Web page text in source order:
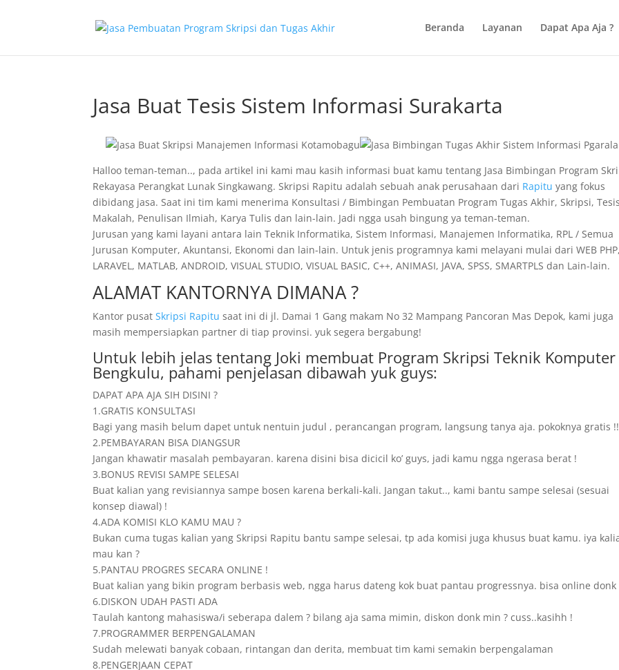
Beranda Layanan Dapat Apa Aja ?
Jasa Buat Tesis Sistem Informasi Surakarta
Halloo teman-teman.., pada artikel ini kami mau kasih informasi buat kamu tentang Jasa Bimbingan Program
Rekayasa Perangkat Lunak Singkawang. Skripsi Rapitu adalah sebuah anak perusahaan dari Rapitu yang fokus
dibidang jasa. Saat ini tim kami menerima Konsultasi / Bimbingan Pembuatan Program Tugas Akhir, Skripsi,
Makalah, Penulisan Ilmiah, Karya Tulis dan lain-lain. Jadi ngga usah bingung ya teman-teman.
Jurusan yang kami layani antara lain Teknik Informatika, Sistem Informasi, Manajemen Informatika, RPL / Semua
Jurusan Komputer, Akuntansi, Ekonomi dan lain-lain. Untuk jenis programnya kami melayani mulai dari WEB
LARAVEL, MATLAB, ANDROID, VISUAL STUDIO, VISUAL BASIC, C++, ANIMASI, JAVA, SPSS, SMARTPLS dan Lain-lain.
ALAMAT KANTORNYA DIMANA ?
Kantor pusatSkripsi Rapitu saat ini di jl. Damai 1 Gang makam No 32 Mampang Pancoran Mas Depok, kami juga
masih mempersiapkan partner di tiap provinsi. yuk segera bergabung!
Untuk lebih jelas tentang Joki membuat Program Skripsi Teknik Komputer
Bengkulu, pahami penjelasan dibawah yuk guys:
DAPAT APA AJA SIH DISINI ?
1.GRATIS KONSULTASI
Bagi yang masih belum dapet untuk nentuin judul , perancangan program, langsung tanya aja. pokoknya gratis !!
2.PEMBAYARAN BISA DIANGSUR
Jangan khawatir masalah pembayaran. karena disini bisa dicicil ko’ guys, jadi kamu ngga ngerasa berat !
3.BONUS REVISI SAMPE SELESAI
Buat kalian yang revisiannya sampe bosen karena berkali-kali. Jangan takut.., kami bantu sampe selesai (sesuai
konsep diawal) !
4.ADA KOMISI KLO KAMU MAU ?
Bukan cuma tugas kalian yang Skripsi Rapitu bantu sampe selesai, tp ada komisi juga khusus buat kamu. iya
mau kan ?
5.PANTAU PROGRES SECARA ONLINE !
Buat kalian yang bikin program berbasis web, ngga harus dateng kok buat pantau progressnya. bisa online donk
6.DISKON UDAH PASTI ADA
Taulah kantong mahasiswa/i seberapa dalem ? bilang aja sama mimin, diskon donk min ? cuss..kasihh !
7.PROGRAMMER BERPENGALAMAN
Sudah melewati banyak cobaan, rintangan dan derita, membuat tim kami semakin berpengalaman
8.PENGERJAAN CEPAT